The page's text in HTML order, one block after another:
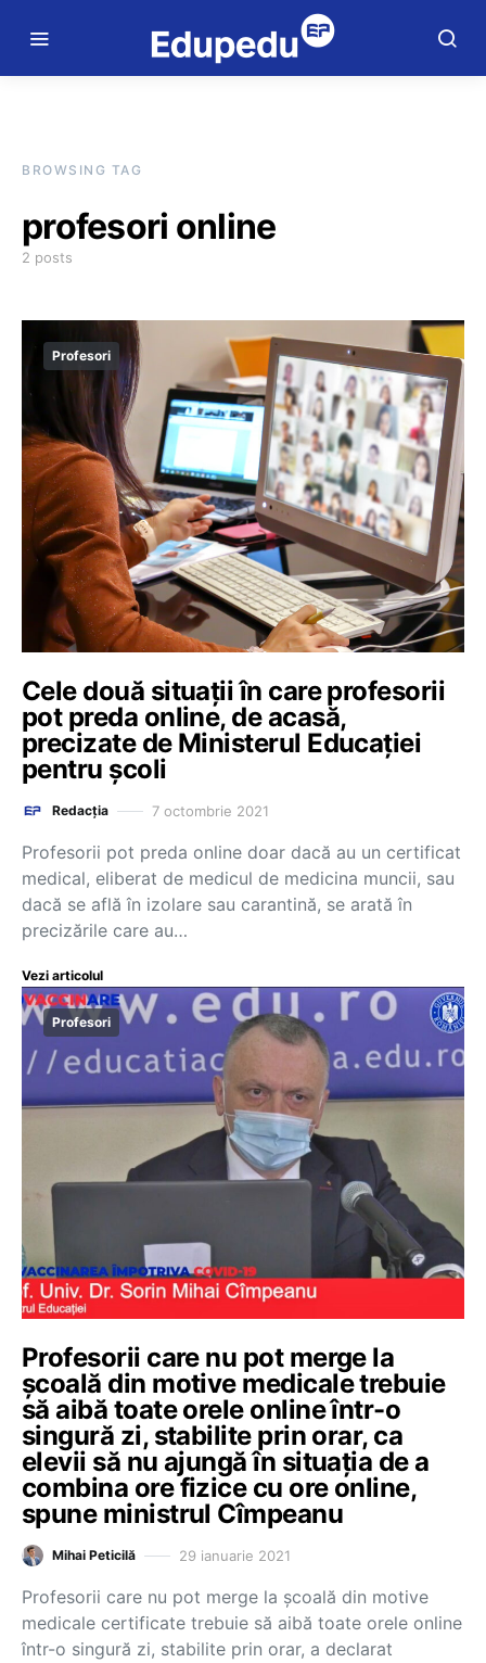
BROWSING TAG
profesori online
2 posts
Profesori
Cele două situații în care profesorii
pot preda online, de acasă,
precizate de Ministerul Educației
pentru școli
Redacția 7 octombrie 2021
Profesorii pot preda online doar dacă au un certificat
medical, eliberat de medicul de medicina muncii, sau
dacă se află în izolare sau carantină, se arată în
precizările care au…
Vezi articolul
Profesori
Profesorii care nu pot merge la
școală din motive medicale trebuie
să aibă toate orele online într-o
singură zi, stabilite prin orar, ca
elevii să nu ajungă în situația de a
combina ore fizice cu ore online,
spune ministrul Cîmpeanu
Mihai Peticilă 29 ianuarie 2021
Profesorii care nu pot merge la școală din motive
medicale certificate trebuie să aibă toate orele online
într-o singură zi, stabilite prin orar, a declarat